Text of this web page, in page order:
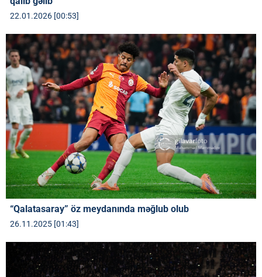
22.01.2026 [00:53]
“Qalatasaray” öz meydanında məğlub olub
26.11.2025 [01:43]